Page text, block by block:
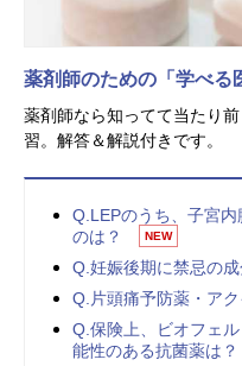
薬剤師のための「学べる
薬剤師なら知ってて当たり
習。解答＆解説付きです。
Q.LEPのうち、子宮
のは？
NEW
Q.妊娠後期に禁忌の成
Q.片頭痛予防薬・ア
Q.保険上、ビオフェ
能性のある抗菌薬は？